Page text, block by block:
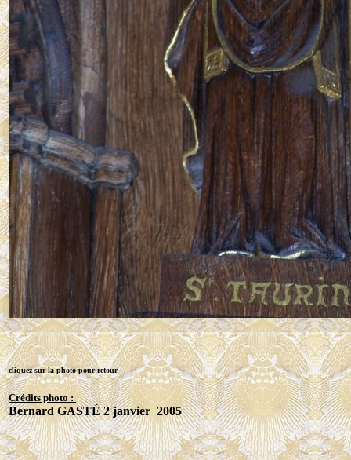
cliquez sur la photo pour retour
Crédits photo :
Bernard GASTÉ 2 janvier 2005